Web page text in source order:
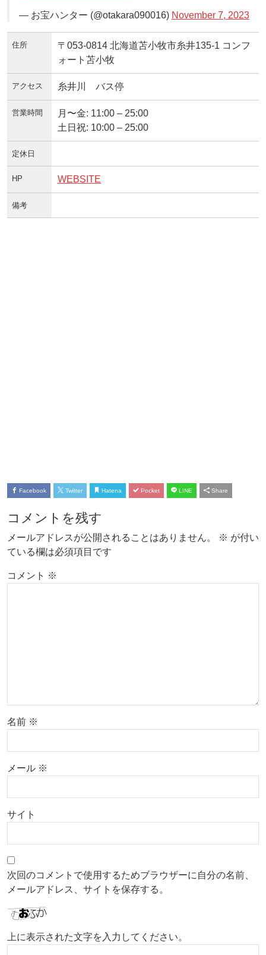
— お宝ハンター (@otakara090016) November 7, 2023
住所
〒053-0814 北海道苫小牧市糸井135-1 コンフ
ォート苫小牧
アクセス 糸井川 バス停
営業時間
月〜金: 11:00 – 25:00
土日祝: 10:00 – 25:00
定休日
HP WEBSITE
備考
Facebook Twitter Hatena Pocket LINE Share
コメントを残す
メールアドレスが公開されることはありません。 ※ が付い
ている欄は必須項目です
コメント ※
名前 ※
メール ※
サイト
次回のコメントで使用するためブラウザーに自分の名前、
メールアドレス、サイトを保存する。
上に表示された文字を入力してください。